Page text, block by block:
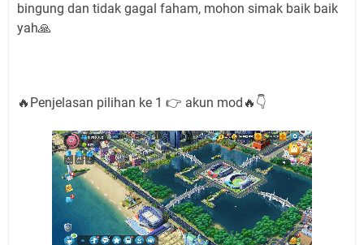
bingung dan tidak gagal faham, mohon simak baik baik
yah🙏
🔥Penjelasan pilihan ke 1 👉 akun mod🔥👇